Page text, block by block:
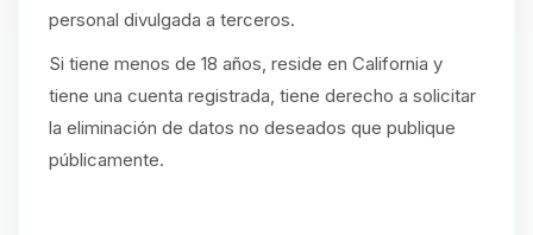
personal divulgada a terceros.
Si tiene menos de 18 años, reside en California y
tiene una cuenta registrada, tiene derecho a solicitar
la eliminación de datos no deseados que publique
públicamente.